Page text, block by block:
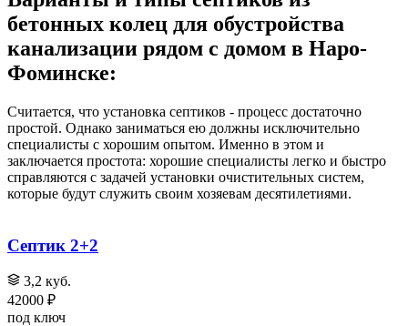
бетонных колец для обустройства
канализации рядом с домом в Наро-
Фоминске:
Считается, что установка септиков - процесс достаточно
простой. Однако заниматься ею должны исключительно
специалисты с хорошим опытом. Именно в этом и
заключается простота: хорошие специалисты легко и быстро
справляются с задачей установки очистительных систем,
которые будут служить своим хозяевам десятилетиями.
Септик 2+2
3,2 куб.
42000 ₽
под ключ